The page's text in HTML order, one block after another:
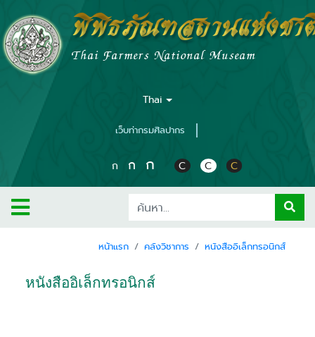
พิพิธภัณฑสถานแห่งช
Thai Farmers National Museam
Thai
เว็บท่ากรมศิลปากร
ก ก ก C C C
หน้าแรก คลังวิชาการ หนังสืออิเล็กทรอนิกส์
หนังสืออิเล็กทรอนิกส์